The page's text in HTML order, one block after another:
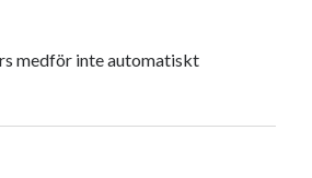
medför inte automatiskt